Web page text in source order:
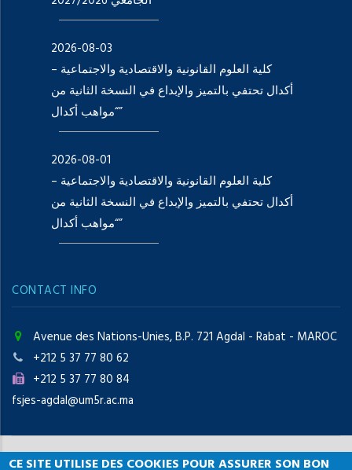
2026-08-03
كلية العلوم القانونية والاقتصادية والاجتماعية –
أكدال تحتفي بالتميز والإبداع في النسخة الثانية من
“مواهب أكدال”
2026-08-01
كلية العلوم القانونية والاقتصادية والاجتماعية –
أكدال تحتفي بالتميز والإبداع في النسخة الثانية من
“مواهب أكدال”
CONTACT INFO
Avenue des Nations-Unies, B.P. 721 Agdal - Rabat - MAROC
+212 5 37 77 80 62
+212 5 37 77 80 84
fsjes-agdal@um5r.ac.ma
CE SITE UTILISE DES COOKIES POUR ASSURER SON BON